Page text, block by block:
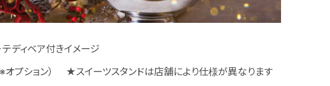
＋テディベア付きイメージ
オプション） ★スイーツスタンドは店舗により仕様が異なります